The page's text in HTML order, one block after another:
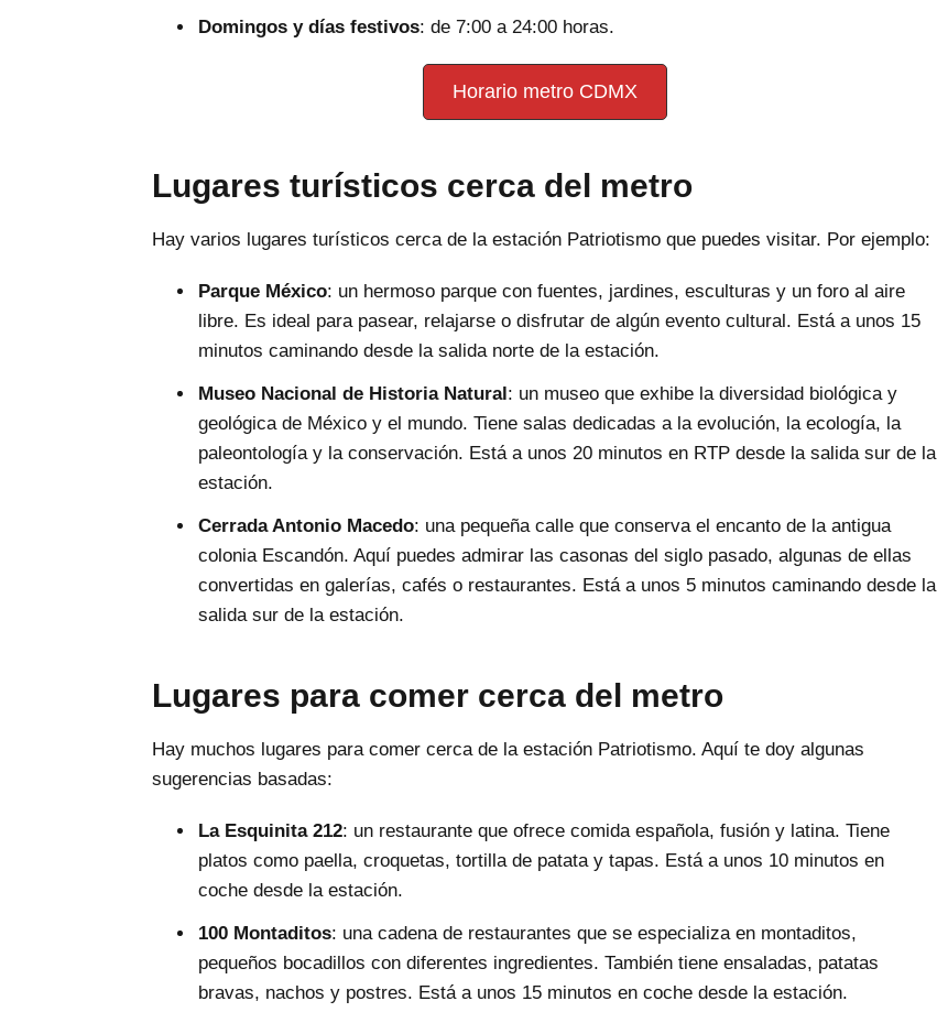
Domingos y días festivos: de 7:00 a 24:00 horas.
Horario metro CDMX
Lugares turísticos cerca del metro
Hay varios lugares turísticos cerca de la estación Patriotismo que puedes visitar. Por ejemplo:
Parque México: un hermoso parque con fuentes, jardines, esculturas y un foro al aire
libre. Es ideal para pasear, relajarse o disfrutar de algún evento cultural. Está a unos 15
minutos caminando desde la salida norte de la estación.
Museo Nacional de Historia Natural: un museo que exhibe la diversidad biológica y
geológica de México y el mundo. Tiene salas dedicadas a la evolución, la ecología, la
paleontología y la conservación. Está a unos 20 minutos en RTP desde la salida sur de la
estación.
Cerrada Antonio Macedo: una pequeña calle que conserva el encanto de la antigua
colonia Escandón. Aquí puedes admirar las casonas del siglo pasado, algunas de ellas
convertidas en galerías, cafés o restaurantes. Está a unos 5 minutos caminando desde la
salida sur de la estación.
Lugares para comer cerca del metro
Hay muchos lugares para comer cerca de la estación Patriotismo. Aquí te doy algunas
sugerencias basadas:
La Esquinita 212: un restaurante que ofrece comida española, fusión y latina. Tiene
platos como paella, croquetas, tortilla de patata y tapas. Está a unos 10 minutos en
coche desde la estación.
100 Montaditos: una cadena de restaurantes que se especializa en montaditos,
pequeños bocadillos con diferentes ingredientes. También tiene ensaladas, patatas
bravas, nachos y postres. Está a unos 15 minutos en coche desde la estación.